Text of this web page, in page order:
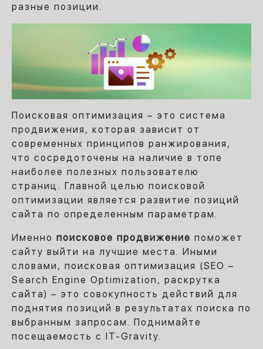
разные позиции.
Поисковая оптимизация – это система
продвижения, которая зависит от
современных принципов ранжирования,
что сосредоточены на наличие в топе
наиболее полезных пользователю
страниц. Главной целью поисковой
оптимизации является развитие позиций
сайта по определенным параметрам.
Именно поисковое продвижение поможет
сайту выйти на лучшие места. Иными
словами, поисковая оптимизация (SEO –
Search Engine Optimization, раскрутка
сайта) – это совокупность действий для
поднятия позиций в результатах поиска по
выбранным запросам. Поднимайте
посещаемость с IT-Gravity.